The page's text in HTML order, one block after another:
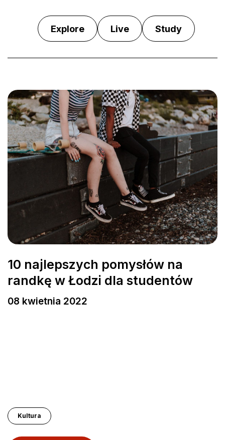
Explore Live Study
10 najlepszych pomysłów na
randkę w Łodzi dla studentów
08 kwietnia 2022
Kultura